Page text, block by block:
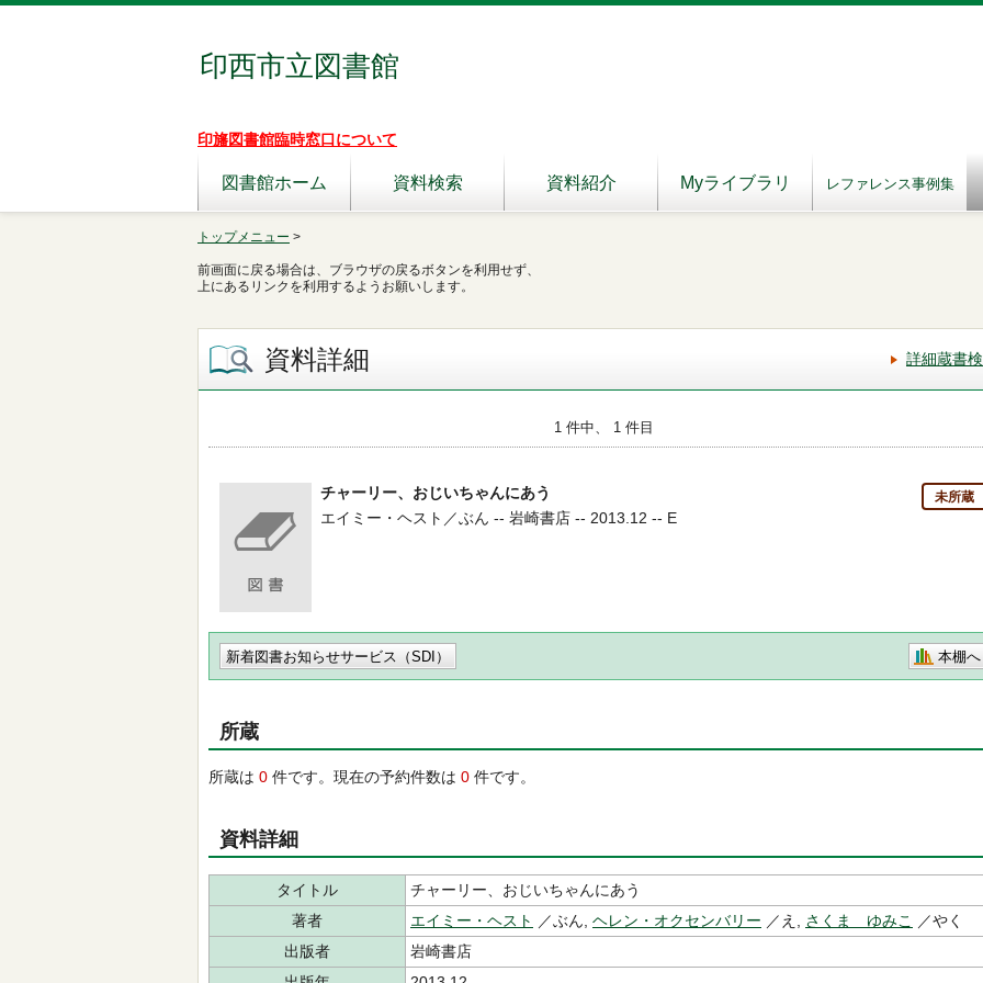
印西市立図書館
印旛図書館臨時窓口について
図書館ホーム 資料検索 資料紹介 Myライブラリ レファレンス事例集
トップメニュー >
前画面に戻る場合は、ブラウザの戻るボタンを利用せず、
上にあるリンクを利用するようお願いします。
資料詳細 詳細蔵書
1 件中、 1 件目
チャーリー、おじいちゃんにあう 未所蔵
エイミー・ヘスト／ぶん -- 岩崎書店 -- 2013.12 -- E
新着図書お知らせサービス（SDI） 本棚へ
所蔵
所蔵は 0 件です。現在の予約件数は 0 件です。
資料詳細
タイトル
チャーリー、おじいちゃんにあう
著者
エイミー・ヘスト ／ぶん, ヘレン・オクセンバリー ／え, さくま ゆみこ
／やく
出版者
岩崎書店